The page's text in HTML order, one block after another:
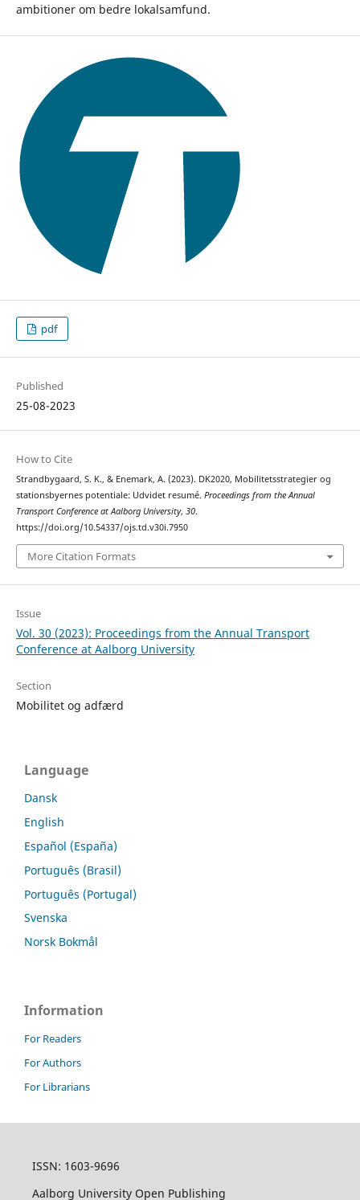
ambitioner om bedre lokalsamfund.
pdf
Published
25-08-2023
How to Cite
Strandbygaard, S. K., & Enemark, A. (2023). DK2020, Mobilitetsstrategier og
stationsbyernes potentiale: Udvidet resumé. Proceedings from the Annual
Transport Conference at Aalborg University, 30.
https://doi.org/10.54337/ojs.td.v30i.7950
More Citation Formats
Issue
Vol. 30 (2023): Proceedings from the Annual Transport
Conference at Aalborg University
Section
Mobilitet og adfærd
Language
Dansk
English
Español (España)
Português (Brasil)
Português (Portugal)
Svenska
Norsk Bokmål
Information
For Readers
For Authors
For Librarians
ISSN: 1603-9696
Aalborg University Open Publishing